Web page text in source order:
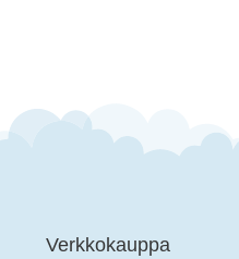
Verkkokauppa